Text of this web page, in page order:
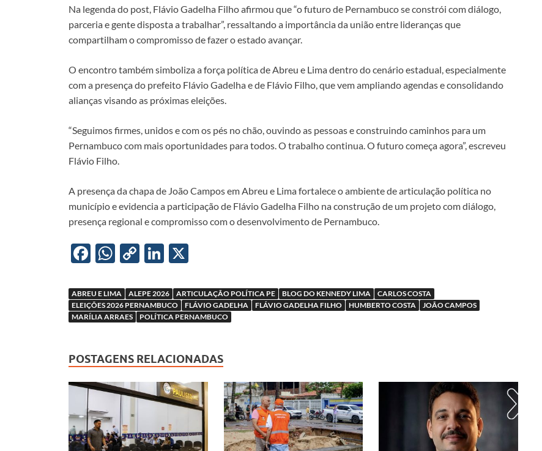
Na legenda do post, Flávio Gadelha Filho afirmou que “o futuro de Pernambuco se constrói com diálogo,
parceria e gente disposta a trabalhar”, ressaltando a importância da união entre lideranças que
compartilham o compromisso de fazer o estado avançar.
O encontro também simboliza a força política de Abreu e Lima dentro do cenário estadual, especialmente
com a presença do prefeito Flávio Gadelha e de Flávio Filho, que vem ampliando agendas e consolidando
alianças visando as próximas eleições.
“Seguimos firmes, unidos e com os pés no chão, ouvindo as pessoas e construindo caminhos para um
Pernambuco com mais oportunidades para todos. O trabalho continua. O futuro começa agora”, escreveu
Flávio Filho.
A presença da chapa de João Campos em Abreu e Lima fortalece o ambiente de articulação política no
município e evidencia a participação de Flávio Gadelha Filho na construção de um projeto com diálogo,
presença regional e compromisso com o desenvolvimento de Pernambuco.
F
e
b
o
k
W
at
s
p
p
C
p
y
n
k
Li
k
e
n
ABREU E LIMA ALEPE 2026 ARTICULAÇÃO POLÍTICA PE BLOG DO KENNEDY LIMA
CARLOS COSTA
ELEIÇÕES 2026 PERNAMBUCO
FLÁVIO GADELHA FLÁVIO GADELHA FILHO HUMBERTO COSTA
JOÃO CAMPOS
MARÍLIA ARRAES
POLÍTICA PERNAMBUCO
POSTAGENS RELACIONADAS